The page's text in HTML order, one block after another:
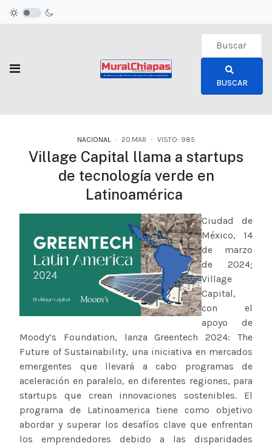
Type 2 or
BUSCAR
NACIONAL 20.MAR VISTO: 985
Village Capital llama a startups
de tecnología verde en
Latinoamérica
Ciudad de
México, 14
de marzo
de 2024;
Village
Capital,
con el
apoyo de
Moody’s Foundation, lanza Greentech 2024: The
Future of Sustainability, una iniciativa en mercados
emergentes que llevará a cabo programas de
aceleración en paralelo, en diferentes regiones, para
startups que crean innovaciones sostenibles. El
programa de Latinoamerica tiene como objetivo
abordar y superar los desafíos clave que enfrentan
los emprendedores debido a las disparidades